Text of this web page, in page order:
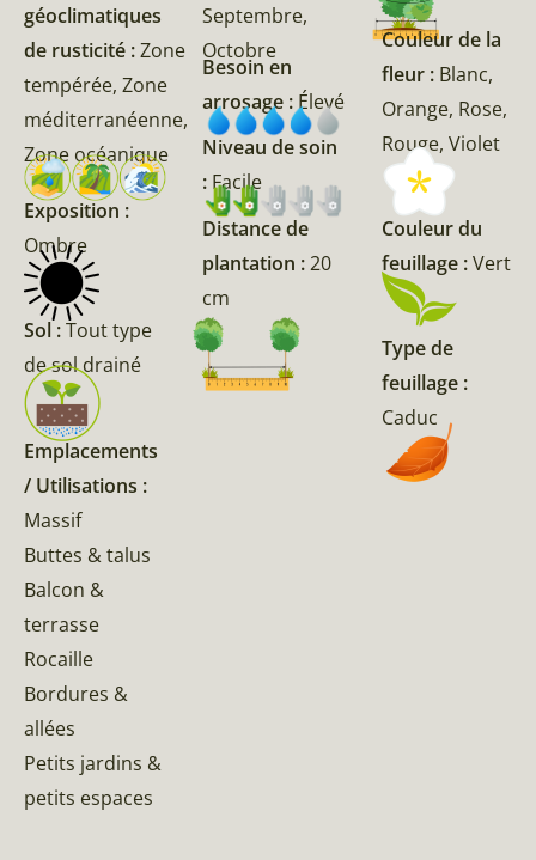
géoclimatiques
de rusticité :Zone
tempérée, Zone
méditerranéenne,
Zone océanique
Exposition :
Ombre
Sol :Tout type
de sol drainé
Emplacements
/ Utilisations :
Massif
Buttes & talus
Balcon &
terrasse
Rocaille
Bordures &
allées
Petits jardins &
petits espaces
Septembre,
Octobre
Besoin en
arrosage :Élevé
Niveau de soin
: Facile
Distance de
plantation :20
cm
Couleur de la
fleur : Blanc,
Orange, Rose,
Rouge, Violet
Couleur du
feuillage :Vert
Type de
feuillage :
Caduc